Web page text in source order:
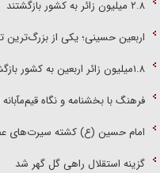
۲.۸ میلیون زائر به کشور بازگشتند
اربعین حسینی؛ یکی از بزرگ‌ترین
۱.۸میلیون زائر اربعین به کشور بازگشتند
فرهنگ با بخشنامه و نگاه
امام حسین (ع) کشته سیرت‌های
گزینه استقلال راهی گل گهر شد